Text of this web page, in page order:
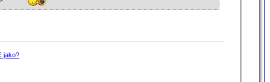
jako?